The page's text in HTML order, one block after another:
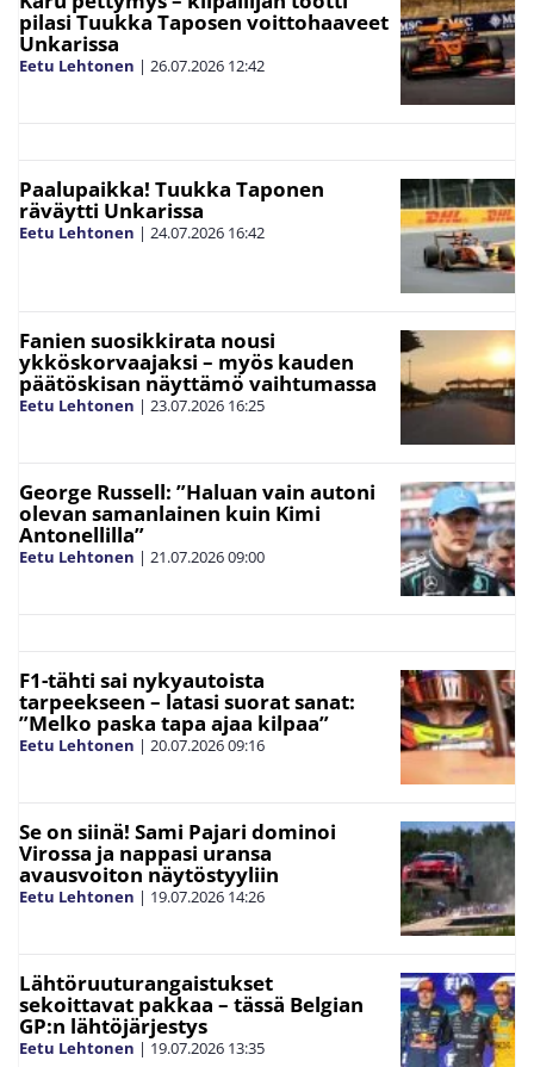
pilasi Tuukka Taposen voittohaaveet
Unkarissa
Eetu Lehtonen | 26.07.2026 12:42
Paalupaikka! Tuukka Taponen
räväytti Unkarissa
Eetu Lehtonen | 24.07.2026 16:42
Fanien suosikkirata nousi
ykköskorvaajaksi – myös kauden
päätöskisan näyttämö vaihtumassa
Eetu Lehtonen | 23.07.2026 16:25
George Russell: ”Haluan vain autoni
olevan samanlainen kuin Kimi
Antonellilla”
Eetu Lehtonen | 21.07.202609:00
F1-tähti sai nykyautoista
tarpeekseen – latasi suorat sanat:
”Melko paska tapa ajaa kilpaa”
Eetu Lehtonen | 20.07.202609:16
Se on siinä! Sami Pajari dominoi
Virossa ja nappasi uransa
avausvoiton näytöstyyliin
Eetu Lehtonen | 19.07.2026 14:26
Lähtöruuturangaistukset
sekoittavat pakkaa – tässä Belgian
GP:n lähtöjärjestys
Eetu Lehtonen | 19.07.2026 13:35